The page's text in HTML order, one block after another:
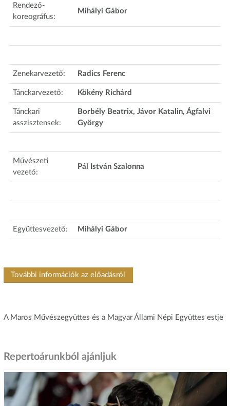
Rendező-
koreográfus:
Mihályi Gábor
Zenekarvezető: Radics Ferenc
Tánckarvezető: Kökény Richárd
Tánckari
asszisztensek:
Borbély Beatrix, Jávor Katalin, Ágfalvi
György
Művészeti
vezető:
Pál István Szalonna
Együttesvezető: Mihályi Gábor
További információk az előadásról
A Maros Művészegyüttes és a Magyar Állami Népi Együttes estje
Repertoárunkból ajánljuk